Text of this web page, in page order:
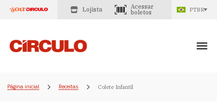
Lojista
Acessar
boletos
PTBR
Página inicial Receitas Colete Infantil